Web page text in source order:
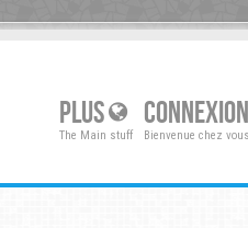
PLUS
The Main stuff
CONNEXION
Bienvenue chez vous